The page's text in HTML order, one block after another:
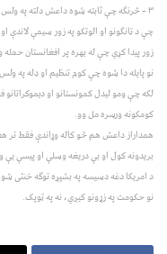
۳ – څرنګه چې ثابته شوه داعش دلته په
چې د ټانګونو او الوتکو په زور سيمې
زور پيدا کړي چې له بهره پر افغانستان
نو پايله دا شوه چې کوم تنظيم او ډله په
لکه چې ومو ليدل کمونستانو او
کومکونه ورسره مل وو.
همداراز داعش هم څو کاله وړاندې فقط تر
بريدونه کول او بې دريغه وسلې او پيسې
د امريکا دغه دسيسه په بشپړه توګه خنثی
نو حکومت په زړونو کيږي، نه په ټوپک.